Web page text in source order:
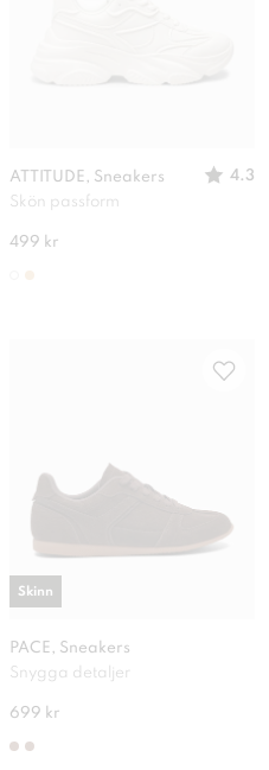
ATTITUDE, Sneakers
4.3
Skön passform
499 kr
PACE, Sneakers
Snygga detaljer
699 kr
Skinn